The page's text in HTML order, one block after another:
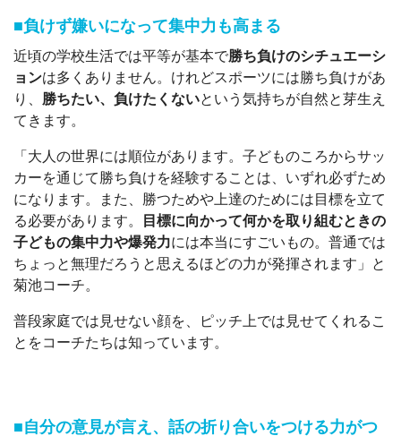
■負けず嫌いになって集中力も高まる
近頃の学校生活では平等が基本で勝ち負けのシチュエーシ
ョンは多くありません。けれどスポーツには勝ち負けがあ
り、 勝ちたい、負けたくないという気持ちが自然と芽生え
てきます。
「大人の世界には順位があります。子どものころからサッ
カーを通じて勝ち負けを経験することは、いずれ必ずため
になります。また、勝つためや上達のためには目標を立て
る必要があります。
目標に向かって何かを取り組むときの
子どもの集中力や爆発力には本当にすごいもの。普通では
ちょっと無理だろうと思えるほどの力が発揮されます」と
菊池コーチ。
普段家庭では見せない顔を、ピッチ上では見せてくれるこ
とをコーチたちは知っています。
■自分の意見が言え、話の折り合いをつける力がつ